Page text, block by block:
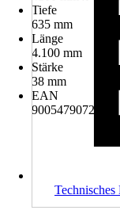
Tiefe
635 mm
Länge
4.100 mm
Stärke
38 mm
EAN
9005479072900
Technisches